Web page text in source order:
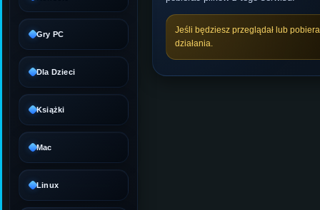
Gry PC
Dla Dzieci
Książki
Mac
Linux
Jeśli będziesz przeglądał lub
działania.